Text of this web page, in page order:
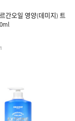
간오일 영양(데미지) 트